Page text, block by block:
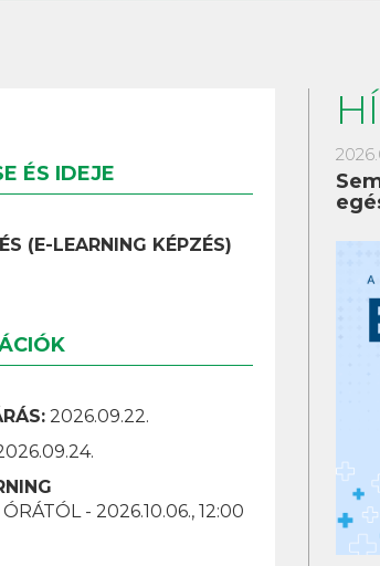
ÉS IDEJE
(E-LEARNING KÉPZÉS)
2026.09.22.
- 2026.10.06., 12:00